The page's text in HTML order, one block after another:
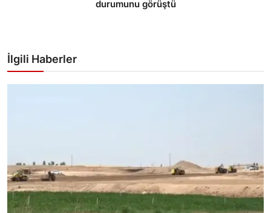
durumunu görüştü
İlgili Haberler